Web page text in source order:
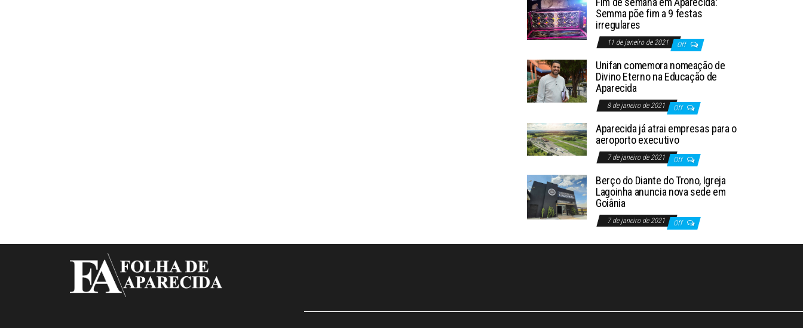
Semma põe fim a 9 festas
irregulares
11 de janeiro de 2021 Off
Unifan comemora nomeação de
Divino Eterno na Educação de
Aparecida
8 de janeiro de 2021 Off
Aparecida já atrai empresas para o
aeroporto executivo
7 de janeiro de 2021 Off
Berço do Diante do Trono, Igreja
Lagoinha anuncia nova sede em
Goiânia
7 de janeiro de 2021 Off